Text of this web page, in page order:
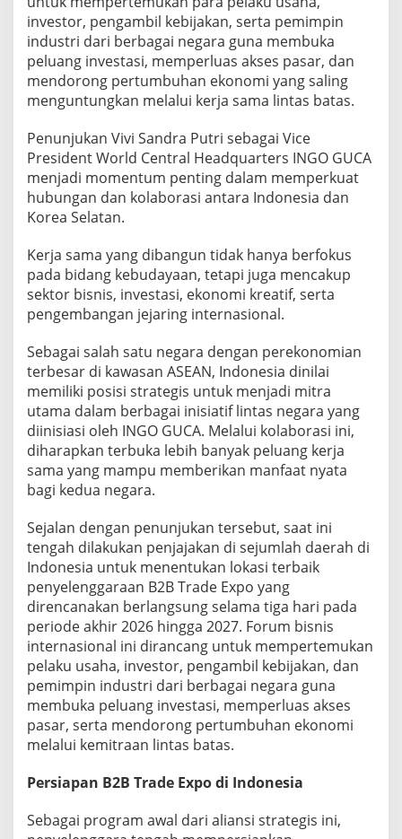
G
O
G
U
A
u
t
u
P
e
u
a
s
J
e
a
i
n
g
G
l
o
b
a
investor, pengambil kebijakan, serta pemimpin
industri dari berbagai negara guna membuka
peluang investasi, memperluas akses pasar, dan
mendorong pertumbuhan ekonomi yang saling
menguntungkan melalui kerja sama lintas batas.
Penunjukan Vivi Sandra Putri sebagai Vice
President World Central Headquarters INGO GUCA
menjadi momentum penting dalam memperkuat
hubungan dan kolaborasi antara Indonesia dan
Korea Selatan.
Kerja sama yang dibangun tidak hanya berfokus
pada bidang kebudayaan, tetapi juga mencakup
sektor bisnis, investasi, ekonomi kreatif, serta
pengembangan jejaring internasional.
Sebagai salah satu negara dengan perekonomian
terbesar di kawasan ASEAN, Indonesia dinilai
memiliki posisi strategis untuk menjadi mitra
utama dalam berbagai inisiatif lintas negara yang
diinisiasi oleh INGO GUCA. Melalui kolaborasi ini,
diharapkan terbuka lebih banyak peluang kerja
sama yang mampu memberikan manfaat nyata
bagi kedua negara.
Sejalan dengan penunjukan tersebut, saat ini
tengah dilakukan penjajakan di sejumlah daerah di
Indonesia untuk menentukan lokasi terbaik
penyelenggaraan B2B Trade Expo yang
direncanakan berlangsung selama tiga hari pada
periode akhir 2026 hingga 2027. Forum bisnis
internasional ini dirancang untuk mempertemukan
pelaku usaha, investor, pengambil kebijakan, dan
pemimpin industri dari berbagai negara guna
membuka peluang investasi, memperluas akses
pasar, serta mendorong pertumbuhan ekonomi
melalui kemitraan lintas batas.
Persiapan B2B Trade Expo di Indonesia
Sebagai program awal dari aliansi strategis ini,